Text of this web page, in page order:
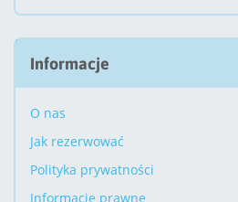
Informacje
O nas
Jak rezerwować
Polityka prywatności
Informacje prawne